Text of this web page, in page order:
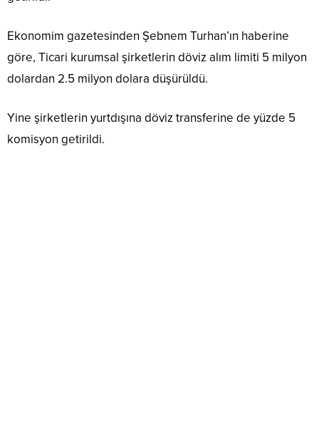
Ekonomim gazetesinden Şebnem Turhan’ın haberine
göre, Ticari kurumsal şirketlerin döviz alım limiti 5 milyon
dolardan 2.5 milyon dolara düşürüldü.
Yine şirketlerin yurtdışına döviz transferine de yüzde 5
komisyon getirildi.